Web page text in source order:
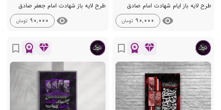
طرح لایه باز ایام شهادت امام صادق
visibility
90,000 تومان
طرح لایه باز شهادت امام جعفر صادق
visibility
90,000 تومان
diamond
workspace_premium
bookmark_border
diamond
workspace_premium
bookmark_border